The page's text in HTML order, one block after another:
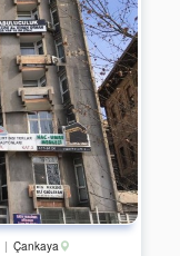
Çankaya